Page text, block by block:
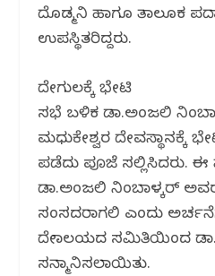
ದೊಡ್ಮನಿ ಹಾಗೂ ತಾಲೂಕ
ಉಪಸ್ಥಿತರಿದ್ದರು.
ದೇಗುಲಕ್ಕೆ ಭೇಟಿ
ಸಭೆ ಬಳಿಕ ಡಾ.ಅಂಜಲಿ‌
ಮಧುಕೇಶ್ವರ ದೇವಸ್ಥಾನಕ್ಕೆ
ಪಡೆದು ಪೂಜೆ ಸಲ್ಲಿಸಿದರು. ಈ‌
ಡಾ.ಅಂಜಲಿ ನಿಂಬಾಳ್ಕರ್
ಸಂಸದರಾಗಲಿ ಎಂದು
ದೇವಾಲಯದ ಸಮಿತಿಯಿಂದ
ಸನ್ಮಾನಿಸಲಾಯಿತು.